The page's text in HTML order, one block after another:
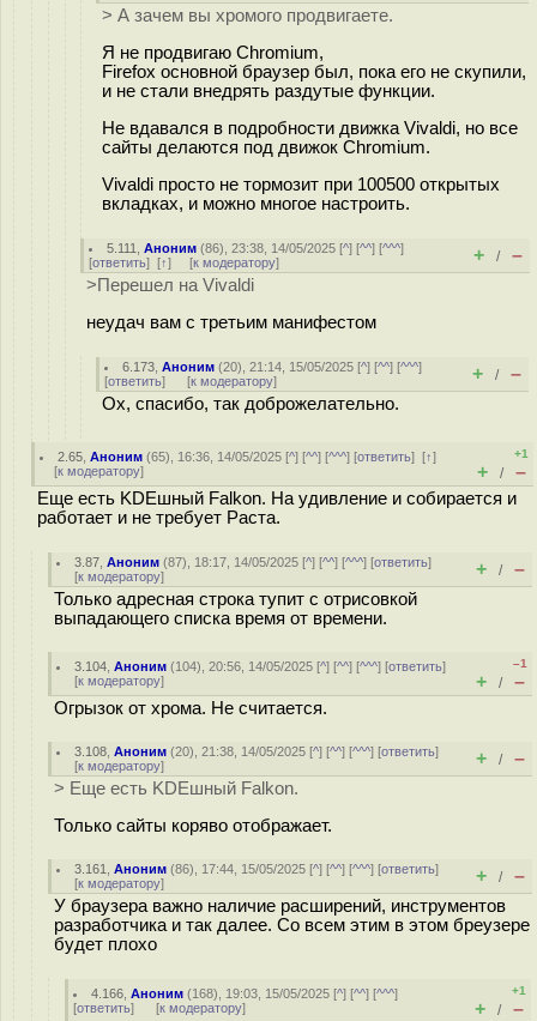
> А зачем вы хромого продвигаете.
Я не продвигаю Chromium,
Firefox основной браузер был, пока его не скупили,
и не стали внедрять раздутые функции.
Не вдавался в подробности движка Vivaldi, но все
сайты делаются под движок Chromium.
Vivaldi просто не тормозит при 100500 открытых
вкладках, и можно многое настроить.
5.111 ,Аноним (86), 23:38, 14/05/2025 [^] [^^] [^^^]
[ответить] [↑] [к модератору] + / –
>Перешел на Vivaldi
неудач вам с третьим манифестом
6.173 ,Аноним (20), 21:14, 15/05/2025 [^] [^^] [^^^]
[ответить] [к модератору] + / –
Ох, спасибо, так доброжелательно.
2.65 ,Аноним (65), 16:36, 14/05/2025 [^] [^^] [^^^] [ответить][↑]
[к модератору]
+1
+ / –
Еще есть KDEшный Falkon. На удивление и собирается и
работает и не требует Раста.
3.87 ,Аноним (87), 18:17, 14/05/2025 [^] [^^] [^^^] [ответить]
[к модератору] + / –
Только адресная строка тупит с отрисовкой
выпадающего списка время от времени.
3.104 ,Аноним (104), 20:56, 14/05/2025 [^] [^^] [^^^] [ответить]
[к модератору]
–1
+ / –
Огрызок от хрома. Не считается.
3.108 ,Аноним (20), 21:38, 14/05/2025 [^] [^^] [^^^] [ответить]
[к модератору] + / –
> Еще есть KDEшный Falkon.
Только сайты коряво отображает.
3.161 ,Аноним (86), 17:44, 15/05/2025 [^] [^^] [^^^] [ответить]
[к модератору] + / –
У браузера важно наличие расширений, инструментов
разработчика и так далее. Со всем этим в этом бреузере
будет плохо
4.166 ,Аноним (168), 19:03, 15/05/2025 [^] [^^] [^^^]
[ответить] [к модератору]
+1
+ / –